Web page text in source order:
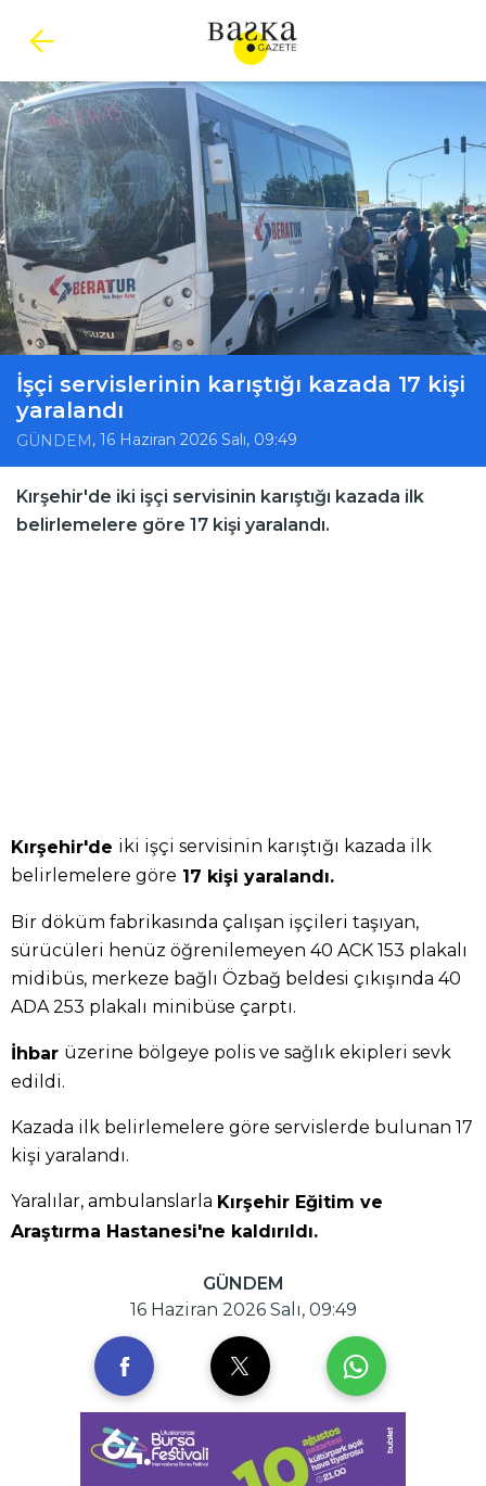
İşçi servislerinin karıştığı kazada 17 kişi
yaralandı
GÜNDEM , 16 Haziran 2026 Salı, 09:49
Kırşehir'de iki işçi servisinin karıştığı kazada ilk
belirlemelere göre 17 kişi yaralandı.
Kırşehir'de iki işçi servisinin karıştığı kazada ilk
belirlemelere göre 17 kişi yaralandı.
Bir döküm fabrikasında çalışan işçileri taşıyan,
sürücüleri henüz öğrenilemeyen 40 ACK 153 plakalı
midibüs, merkeze bağlı Özbağ beldesi çıkışında 40
ADA 253 plakalı minibüse çarptı.
İhbar üzerine bölgeye polis ve sağlık ekipleri sevk
edildi.
Kazada ilk belirlemelere göre servislerde bulunan 17
kişi yaralandı.
Yaralılar, ambulanslarla Kırşehir Eğitim ve
Araştırma Hastanesi'ne kaldırıldı.
GÜNDEM
16 Haziran 2026 Salı, 09:49